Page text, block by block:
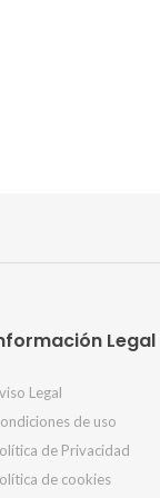
Legal
Legal
de uso
de Privacidad
de cookies